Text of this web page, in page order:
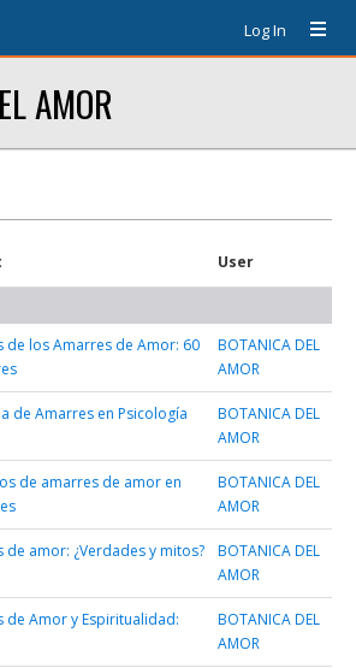
Log In
AMOR
User
de los Amarres de Amor: 60
BOTANICA DEL
AMOR
de Amarres en Psicología
BOTANICA DEL
AMOR
de amarres de amor en
BOTANICA DEL
AMOR
de amor: ¿Verdades y mitos?
BOTANICA DEL
AMOR
de Amor y Espiritualidad:
BOTANICA DEL
AMOR